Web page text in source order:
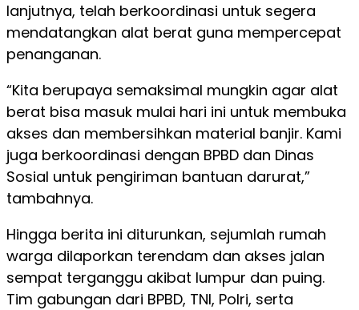
lanjutnya, telah berkoordinasi untuk segera
mendatangkan alat berat guna mempercepat
penanganan.
“Kita berupaya semaksimal mungkin agar alat
berat bisa masuk mulai hari ini untuk membuka
akses dan membersihkan material banjir. Kami
juga berkoordinasi dengan BPBD dan Dinas
Sosial untuk pengiriman bantuan darurat,”
tambahnya.
Hingga berita ini diturunkan, sejumlah rumah
warga dilaporkan terendam dan akses jalan
sempat terganggu akibat lumpur dan puing.
Tim gabungan dari BPBD, TNI, Polri, serta